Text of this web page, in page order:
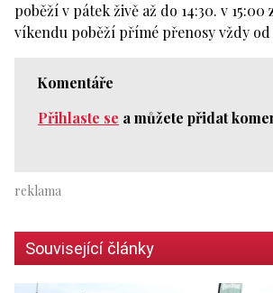
poběží v pátek živě až do 14:30. v 15:00
víkendu poběží přímé přenosy vždy od
Komentáře
Přihlaste se a můžete přidat
Související články